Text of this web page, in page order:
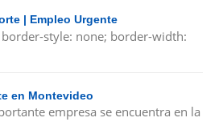
| Empleo Urgente
style: none; border-width:
en Montevideo
empresa se encuentra en la